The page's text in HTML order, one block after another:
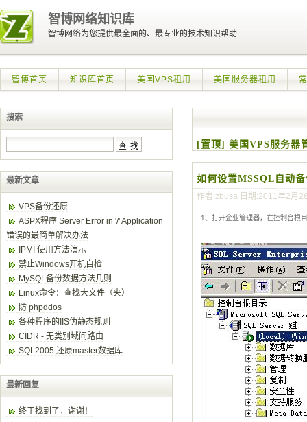
智博网络知识库
智博网络为您提供最全面的、最专业的技术知识帮助
智博首页 知识库首页 美国VPS租用 美国服务器租用
[置顶] 美国VPS服务器
如何设置MSSQL自动
作者:zbusa 日期:2011年2月
1、打开企业管理器，在控制台根
搜索
最新文章
VPS备份还原
ASPX程序 Server Error in '/' Application
错误的最简单解决办法
IPMI 使用方法演示
禁止Windows开机自检
MySQL备份数据方法几则
Linux命令：查找大文件（夹）
防 phpddos
各种程序的IIS伪静态规则
CIDR - 无类别域间路由
SQL2005 还原master数据库
最新回复
终于找到了，谢谢！